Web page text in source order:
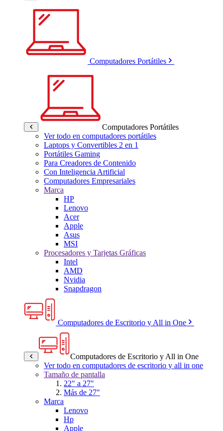
Computadores Portátiles
Computadores Portátiles
Ver todo en computadores portátiles
Laptops y Convertibles 2 en 1
Portátiles Gaming
Para Creadores de Contenido
Con Inteligencia Artificial
Computadores Empresariales
Marca
HP
Lenovo
Acer
Apple
Asus
MSI
Procesadores y Tarjetas Gráficas
Intel
AMD
Nvidia
Snapdragon
Computadores de Escritorio y All in One
Computadores de Escritorio y All in One
Ver todo en computadores de escritorio y all in one
Tamaño de pantalla
22" a 27"
Más de 27"
Marca
Lenovo
Hp
Apple